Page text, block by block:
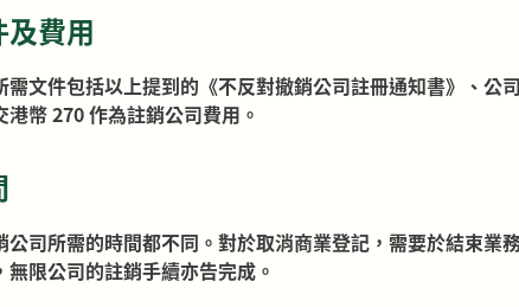
費用
需文件包括以上提到的《不反對撤銷公司註冊通知書》、
幣 270 作為註銷公司費用。
司所需的時間都不同。對於取消商業登記，需要於結束業
限公司的註銷手續亦告完成。